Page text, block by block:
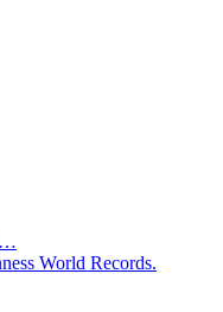
World Records.